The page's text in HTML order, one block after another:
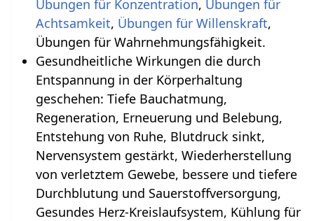
Übungen für Konzentration, Übungen für
Achtsamkeit, Übungen für Willenskraft,
Übungen für Wahrnehmungsfähigkeit.
Gesundheitliche Wirkungen die durch
Entspannung in der Körperhaltung
geschehen‏‎: Tiefe Bauchatmung,
Regeneration, Erneuerung und Belebung,
Entstehung von Ruhe, Blutdruck sinkt,
Nervensystem gestärkt, Wiederherstellung
von verletztem Gewebe, bessere und tiefere
Durchblutung und Sauerstoffversorgung,
Gesundes Herz-Kreislaufsystem, Kühlung für